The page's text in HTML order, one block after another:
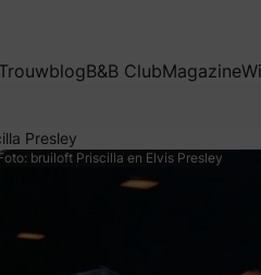
TrouwblogB&B ClubMagazine
Presley
bruiloft Priscilla en Elvis Presley